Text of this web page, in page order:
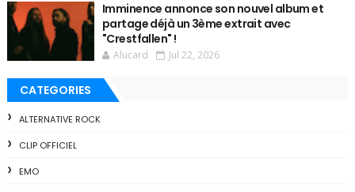
Imminence annonce son nouvel album et
partage déjà un 3ème extrait avec
"Crestfallen" !
Alucard Jul 22, 2026
CATEGORIES
ALTERNATIVE ROCK
CLIP OFFICIEL
EMO